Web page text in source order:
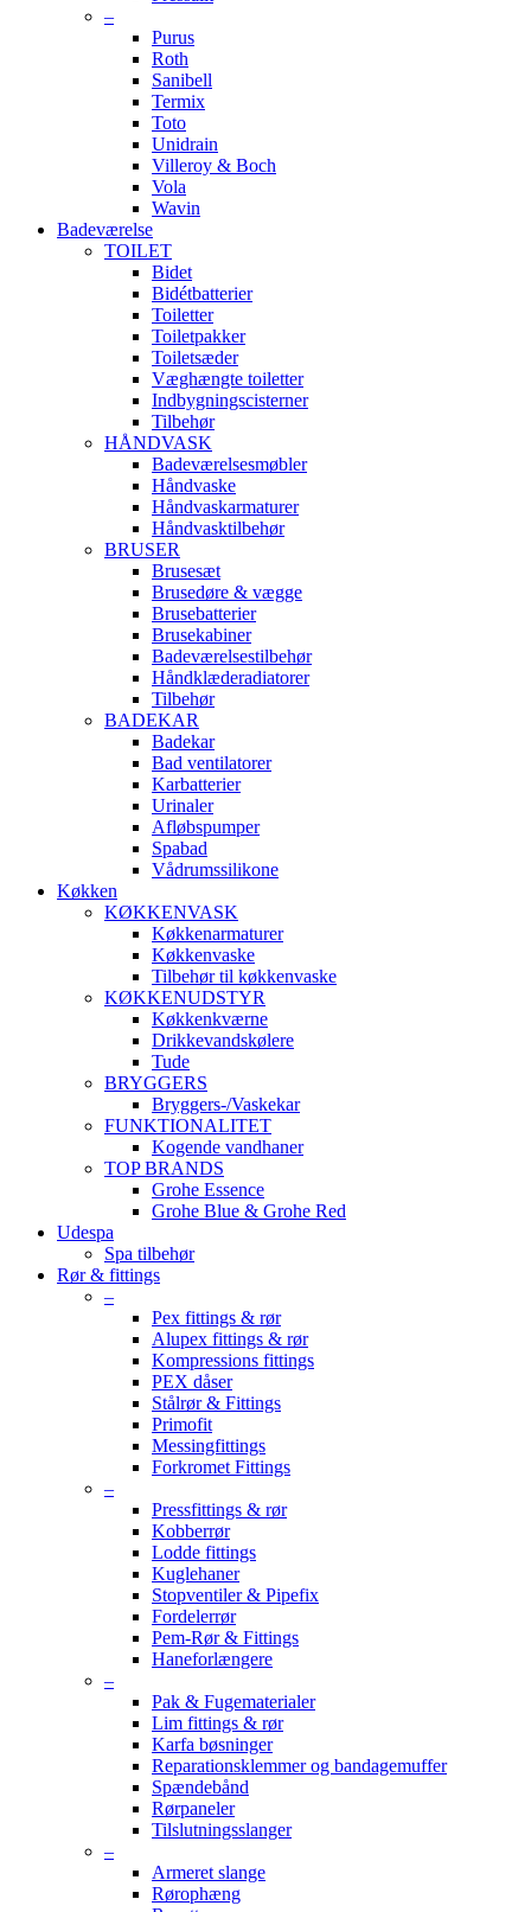
–
Purus
Roth
Sanibell
Termix
Toto
Unidrain
Villeroy & Boch
Vola
Wavin
Badeværelse
TOILET
Bidet
Bidétbatterier
Toiletter
Toiletpakker
Toiletsæder
Væghængte toiletter
Indbygningscisterner
Tilbehør
HÅNDVASK
Badeværelsesmøbler
Håndvaske
Håndvaskarmaturer
Håndvasktilbehør
BRUSER
Brusesæt
Brusedøre & vægge
Brusebatterier
Brusekabiner
Badeværelsestilbehør
Håndklæderadiatorer
Tilbehør
BADEKAR
Badekar
Bad ventilatorer
Karbatterier
Urinaler
Afløbspumper
Spabad
Vådrumssilikone
Køkken
KØKKENVASK
Køkkenarmaturer
Køkkenvaske
Tilbehør til køkkenvaske
KØKKENUDSTYR
Køkkenkværne
Drikkevandskølere
Tude
BRYGGERS
Bryggers-/Vaskekar
FUNKTIONALITET
Kogende vandhaner
TOP BRANDS
Grohe Essence
Grohe Blue & Grohe Red
Udespa
Spa tilbehør
Rør & fittings
–
Pex fittings & rør
Alupex fittings & rør
Kompressions fittings
PEX dåser
Stålrør & Fittings
Primofit
Messingfittings
Forkromet Fittings
–
Pressfittings & rør
Kobberrør
Lodde fittings
Kuglehaner
Stopventiler & Pipefix
Fordelerrør
Pem-Rør & Fittings
Haneforlængere
–
Pak & Fugematerialer
Lim fittings & rør
Karfa bøsninger
Reparationsklemmer og bandagemuffer
Spændebånd
Rørpaneler
Tilslutningsslanger
–
Armeret slange
Rørophæng